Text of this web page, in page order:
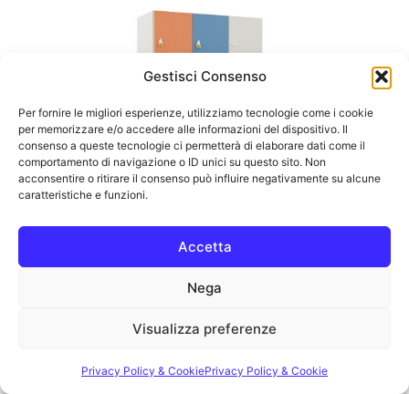
Gestisci Consenso
Per fornire le migliori esperienze, utilizziamo tecnologie come i cookie
per memorizzare e/o accedere alle informazioni del dispositivo. Il
consenso a queste tecnologie ci permetterà di elaborare dati come il
comportamento di navigazione o ID unici su questo sito. Non
acconsentire o ritirare il consenso può influire negativamente su alcune
caratteristiche e funzioni.
Accetta
Nega
Visualizza preferenze
Privacy Policy & CookiePrivacy Policy & Cookie
ARR-0295C12